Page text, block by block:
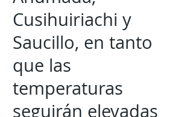
Cusihuiriachi y
Saucillo, en tanto
que las
temperaturas
seguirán elevadas